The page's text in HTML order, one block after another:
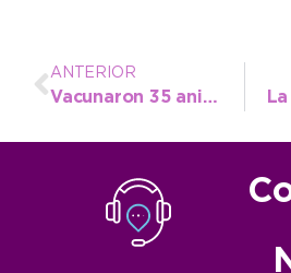
ANTERIOR
Vacunaron 35 animales contra la rabia en el operativo gratuito de Bromatología